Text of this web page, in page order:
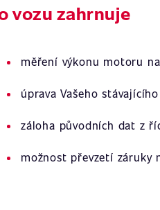
vozu zahrnuje
měření výkonu motoru
úprava Vašeho
záloha původních dat z
možnost převzetí záruky